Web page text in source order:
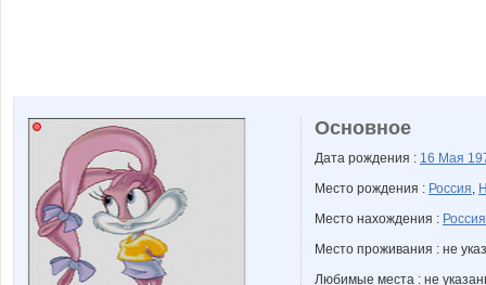
Основное
Дата рождения : 16 Мая
Место рождения : Россия,
Место нахождения : Россия
Место проживания : не
Любимые места : не